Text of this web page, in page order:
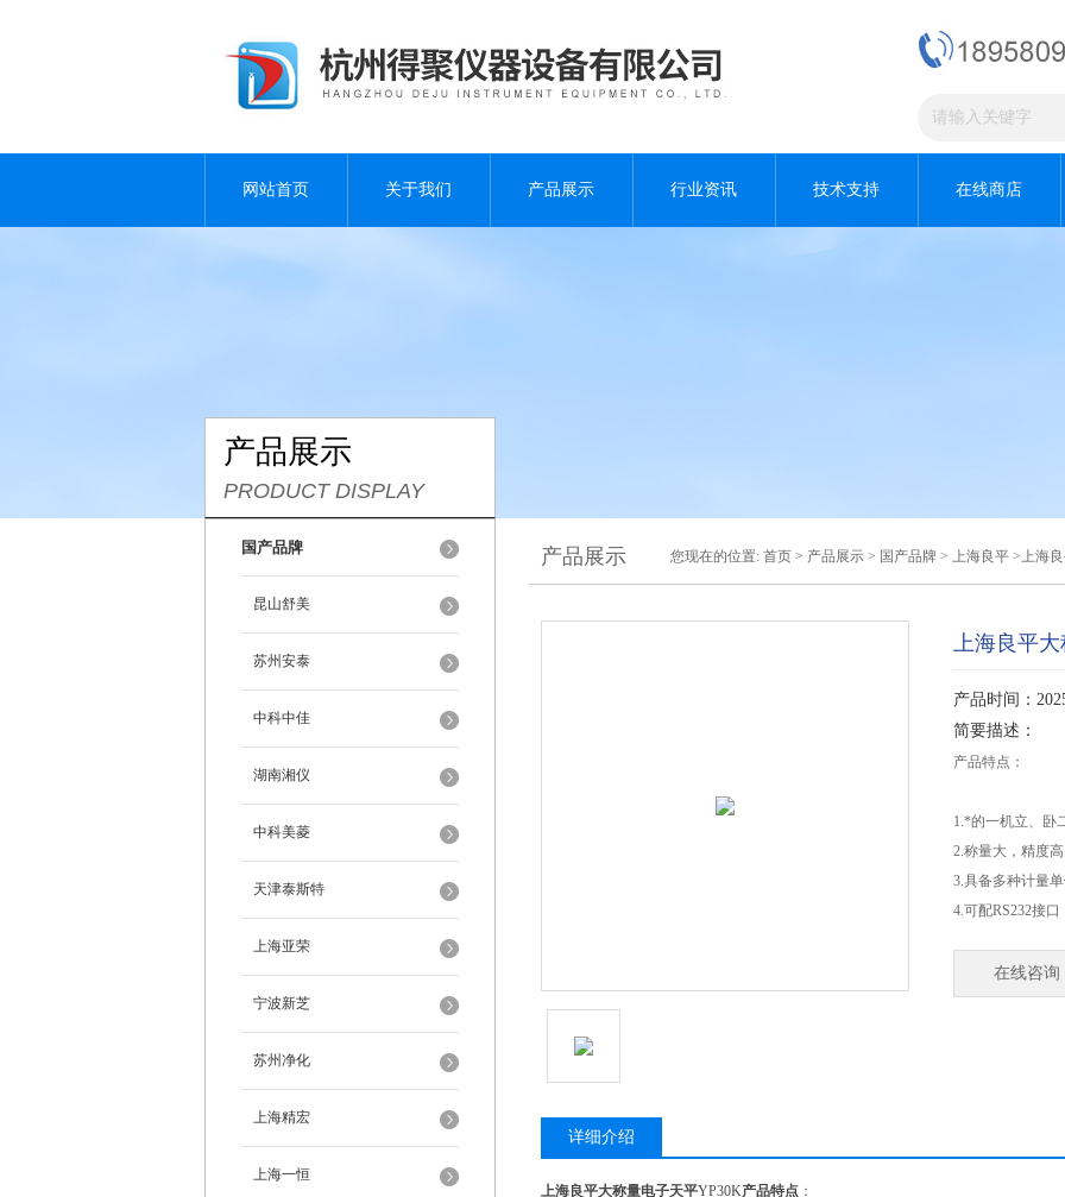
网站首页 关于我们 产品展示 行业资讯 技术支持 在线商店
产品展示
PRODUCT DISPLAY
国产品牌
昆山舒美
苏州安泰
中科中佳
湖南湘仪
中科美菱
天津泰斯特
上海亚荣
宁波新芝
苏州净化
上海精宏
上海一恒
产品展示 您现在的位置: 首页 > 产品展示 > 国产品牌 > 上海良平 >上海
上海良平
产品时间：
简要描述：
产品特点：
1.*的一机立、卧
2.称量大，精度高
3.具备多种计量
4.可配RS232接口
在线咨询
详细介绍
上海良平大称量电子天平YP30K产品特点 ：